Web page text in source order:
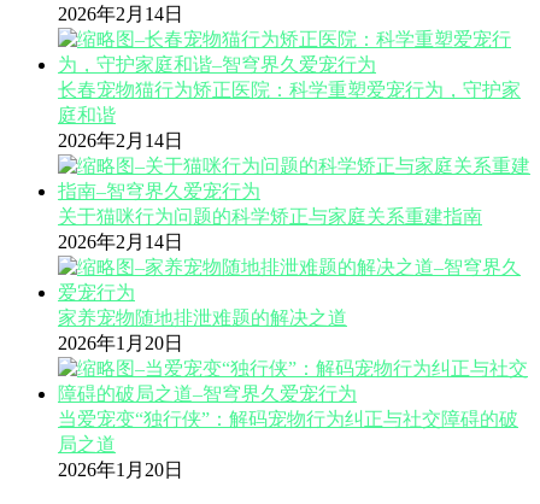
2026年2月14日
长春宠物猫行为矫正医院：科学重塑爱宠行为，守护家
庭和谐
2026年2月14日
关于猫咪行为问题的科学矫正与家庭关系重建指南
2026年2月14日
家养宠物随地排泄难题的解决之道
2026年1月20日
当爱宠变“独行侠”：解码宠物行为纠正与社交障碍的破
局之道
2026年1月20日